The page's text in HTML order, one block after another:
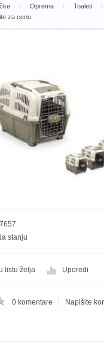
\ Oprema \ Toaleti \
za cenu
stanju
listu želja Uporedi
0 komentare Napišite